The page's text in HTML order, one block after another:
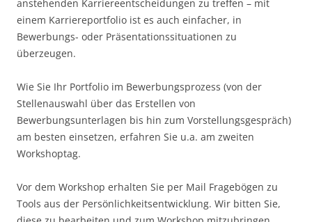
anstehenden Karriereentscheidungen zu treffen – mit
einem Karriereportfolio ist es auch einfacher, in
Bewerbungs- oder Präsentationssituationen zu
überzeugen.
Wie Sie Ihr Portfolio im Bewerbungsprozess (von der
Stellenauswahl über das Erstellen von
Bewerbungsunterlagen bis hin zum Vorstellungsgespräch)
am besten einsetzen, erfahren Sie u.a. am zweiten
Workshoptag.
Vor dem Workshop erhalten Sie per Mail Fragebögen zu
Tools aus der Persönlichkeitsentwicklung. Wir bitten Sie,